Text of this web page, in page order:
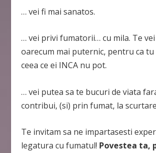
… vei fi mai sanatos.
… vei privi fumatorii… cu mila. Te
oarecum mai puternic, pentru ca
ceea ce ei INCA nu pot.
… vei putea sa te bucuri de viata
contribui, (si) prin fumat, la
Te invitam sa ne impartasesti
legatura cu fumatul! Povestea ta,